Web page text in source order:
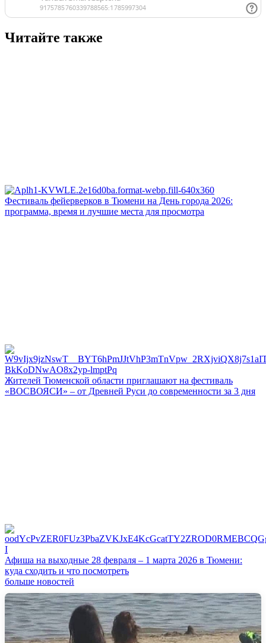
Читайте также
Фестиваль фейерверков в Тюмени на День города 2026:
программа, время и лучшие места для просмотра
Жителей Тюменской области приглашают на фестиваль
«ВОСВОЯСИ» – от Древней Руси до современности за 3 дня
Афиша на выходные 28 февраля – 1 марта 2026 в Тюмени:
куда сходить и что посмотреть
больше новостей